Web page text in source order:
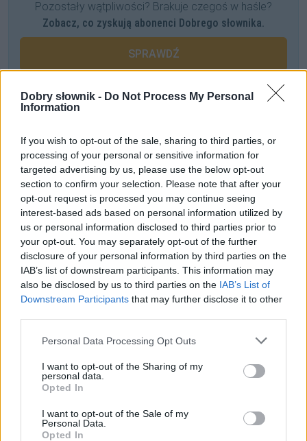
Dobry słownik - Do Not Process My Personal
Information
If you wish to opt-out of the sale, sharing to third parties, or
processing of your personal or sensitive information for
targeted advertising by us, please use the below opt-out
section to confirm your selection. Please note that after your
opt-out request is processed you may continue seeing
interest-based ads based on personal information utilized by
us or personal information disclosed to third parties prior to
your opt-out. You may separately opt-out of the further
disclosure of your personal information by third parties on the
IAB’s list of downstream participants. This information may
also be disclosed by us to third parties on the IAB’s List of
Downstream Participants that may further disclose it to other
Please note that this website/app uses one or more Google
not limited to your visit or usage behaviour. You may click to
grant or deny consent to Google and its third-party tags to
use your data for below specified purposes in below Google
consent section.
Personal Data Processing Opt Outs
I want to opt-out of the Sharing of my
personal data.
Opted In
I want to opt-out of the Sale of my
Personal Data.
Opted In
Pozostały wątpliwości? Brakuje czegoś w haśle?
Zobacz, co zyskują abonenci Dobrego słownika.
SPRAWDŹ
Często sprawdzane
Łączliwość
Jak zwracać się do arcybiskupa
Mam aby dwa jabłka
Ciekawostki
triumwirat— Pochodzenie, znaczenie, pisownia słowa
triumwirat
ambicja — Ambicje nadambitnych
shot— Byczy strzał. O nazwach shotów
Mogą Cię zainteresować również hasła